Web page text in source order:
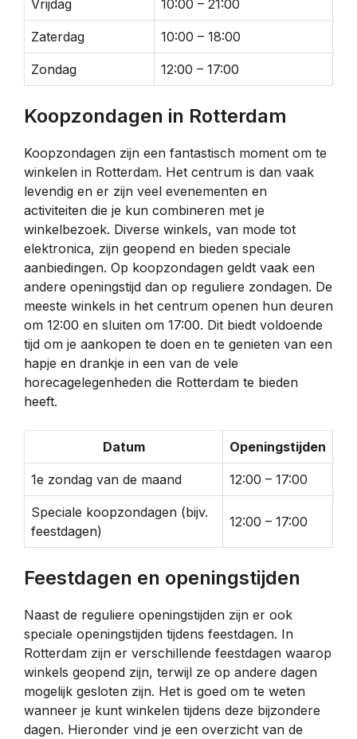
Vrijdag 10:00 – 21:00
Zaterdag 10:00 – 18:00
Zondag 12:00 – 17:00
Koopzondagen in Rotterdam
Koopzondagen zijn een fantastisch moment om te
winkelen in Rotterdam. Het centrum is dan vaak
levendig en er zijn veel evenementen en
activiteiten die je kun combineren met je
winkelbezoek. Diverse winkels, van mode tot
elektronica, zijn geopend en bieden speciale
aanbiedingen. Op koopzondagen geldt vaak een
andere openingstijd dan op reguliere zondagen. De
meeste winkels in het centrum openen hun deuren
om 12:00 en sluiten om 17:00. Dit biedt voldoende
tijd om je aankopen te doen en te genieten van een
hapje en drankje in een van de vele
horecagelegenheden die Rotterdam te bieden
heeft.
Datum Openingstijden
1e zondag van de maand 12:00 – 17:00
Speciale koopzondagen (bijv.
feestdagen)
12:00 – 17:00
Feestdagen en openingstijden
Naast de reguliere openingstijden zijn er ook
speciale openingstijden tijdens feestdagen. In
Rotterdam zijn er verschillende feestdagen waarop
winkels geopend zijn, terwijl ze op andere dagen
mogelijk gesloten zijn. Het is goed om te weten
wanneer je kunt winkelen tijdens deze bijzondere
dagen. Hieronder vind je een overzicht van de